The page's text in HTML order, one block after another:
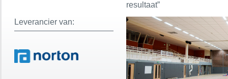
Leverancier van:
resultaat”